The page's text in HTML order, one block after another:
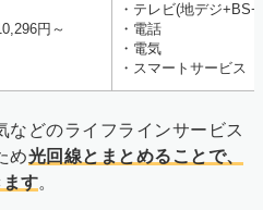
円～
・テレビ(地デジ
・電話
・電気
・スマートサービス
などのライフラインサービス
め光回線とまとめることで、
す。